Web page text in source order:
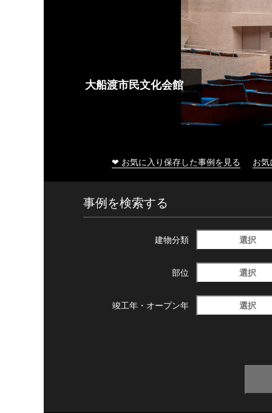
大船渡市民文化会館
❤ お気に入り保存した事例を見る お
事例を検索する
建物分類 選択
部位 選択
竣工年・ オープン年 選択